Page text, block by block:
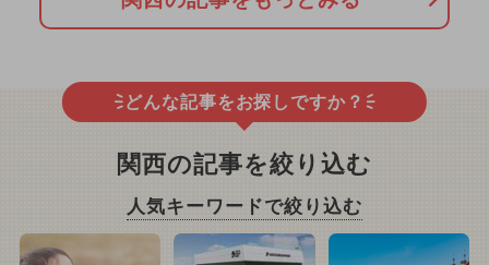
どんな記事をお探しですか？
関西の記事を絞り込む
人気キーワードで絞り込む